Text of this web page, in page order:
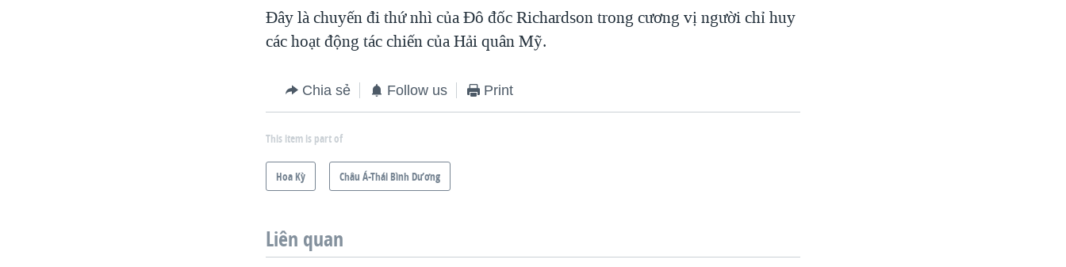
Đây là chuyến đi thứ nhì của Đô đốc Richardson trong cương vị người chỉ huy
các hoạt động tác chiến của Hải quân Mỹ.
Chia sẻ Follow us Print
This item is part of
Hoa Kỳ Châu Á-Thái Bình Dương
Liên quan